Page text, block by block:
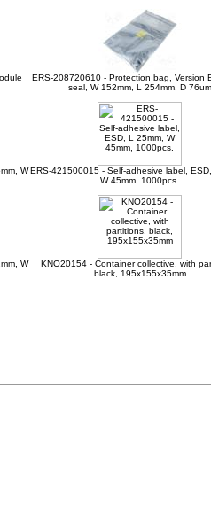
ERS-208720610 - Protection bag, Version
seal, W 152mm, L 254mm, D 76um
W ERS-421500015 - Self-adhesive label,
W 45mm, 1000pcs.
W
KNO20154 - Container collective, with
black, 195x155x35mm